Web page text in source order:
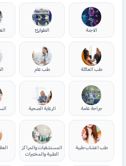
الاجنة الطوارئ
طب العائلة طب عام
جراحة عامة الرعاية الصحية
طب اعشاب طبية
المستشفيات والمراكز
الطبية والمختبرات